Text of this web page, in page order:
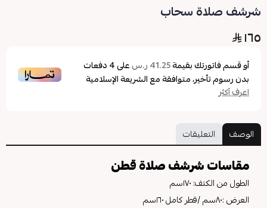
شرشف صلاة سحاب
١٦٥
أو قسم فاتورتك بقيمة41.25 ر.س على4دفعات
بدون رسوم تأخير، متوافقة مع الشريعة الإسلامية
اعرف أكثر
الوصف التعليقات
مقاسات شرشف صلاة قطن
الطول من الكتف: ١٧٠سم
العرض :٨٠سم /قطر كامل ١٦٠سم